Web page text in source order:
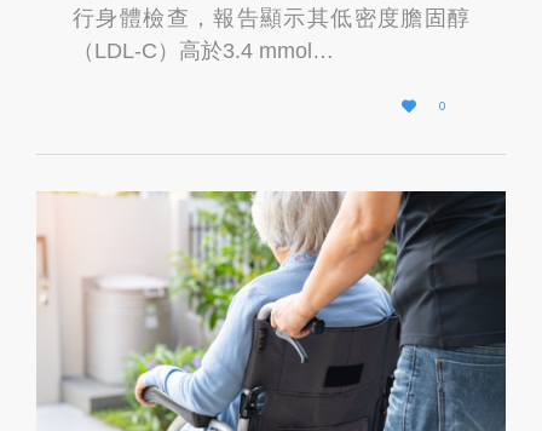
行身體檢查，報告顯示其低密度膽固醇
（LDL-C）高於3.4 mmol…

L
O
I
0